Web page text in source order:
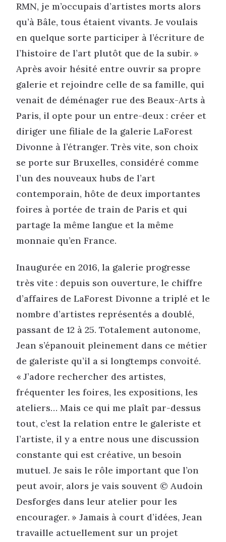
RMN, je m’occupais d’artistes morts alors
qu’à Bâle, tous étaient vivants. Je voulais
en quelque sorte participer à l’écriture de
l’histoire de l’art plutôt que de la subir. »
Après avoir hésité entre ouvrir sa propre
galerie et rejoindre celle de sa famille, qui
venait de déménager rue des Beaux-Arts à
Paris, il opte pour un entre-deux : créer et
diriger une filiale de la galerie LaForest
Divonne à l’étranger. Très vite, son choix
se porte sur Bruxelles, considéré comme
l’un des nouveaux hubs de l’art
contemporain, hôte de deux importantes
foires à portée de train de Paris et qui
partage la même langue et la même
monnaie qu’en France.
Inaugurée en 2016, la galerie progresse
très vite : depuis son ouverture, le chiffre
d’affaires de LaForest Divonne a triplé et le
nombre d’artistes représentés a doublé,
passant de 12 à 25. Totalement autonome,
Jean s’épanouit pleinement dans ce métier
de galeriste qu’il a si longtemps convoité.
« J’adore rechercher des artistes,
fréquenter les foires, les expositions, les
ateliers… Mais ce qui me plaît par-dessus
tout, c’est la relation entre le galeriste et
l’artiste, il y a entre nous une discussion
constante qui est créative, un besoin
mutuel. Je sais le rôle important que l’on
peut avoir, alors je vais souvent © Audoin
Desforges dans leur atelier pour les
encourager. » Jamais à court d’idées, Jean
travaille actuellement sur un projet